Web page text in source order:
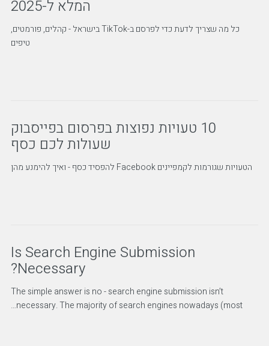
המלא ל-2025
כל מה שצריך לדעת כדי לפרסם ב-TikTok בישראל - קהלים, פורמטים,
טיפים
10 טעויות נפוצות בפרסום בפייסבוק
שעולות לכם כסף
הטעויות שגורמות לקמפיינים Facebook להפסיד כסף - ואיך להימנע מהן
Is Search Engine Submission
Necessary?
The simple answer is no - search engine submission isn’t
necessary. The majority of search engines nowadays (most…